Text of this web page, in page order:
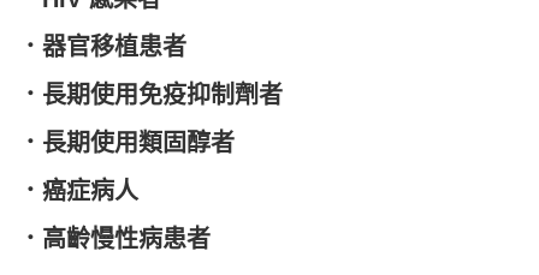
．器官移植患者
．長期使用免疫抑制劑者
．長期使用類固醇者
．癌症病人
．高齡慢性病患者